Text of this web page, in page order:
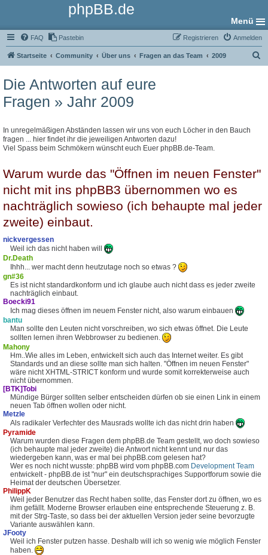
phpBB.de
Menü
FAQ Pastebin Anmelden
Registrieren
Startseite Community Über uns Fragen an das Team 2009
Die Antworten auf eure
Fragen » Jahr 2009
In unregelmäßigen Abständen lassen wir uns von euch Löcher in den Bauch
fragen ... hier findet ihr die jeweiligen Antworten dazu!
Viel Spass beim Schmökern wünscht euch Euer phpBB.de-Team.
Warum wurde das "Öffnen im neuen Fenster"
nicht mit ins phpBB3 übernommen wo es
nachträglich sowieso (ich behaupte mal jeder
zweite) einbaut.
nickvergessen
Weil ich das nicht haben will
Dr.Death
Ihhh... wer macht denn heutzutage noch so etwas ?
gn#36
Es ist nicht standardkonform und ich glaube auch nicht dass es jeder zweite
nachträglich einbaut.
Boecki91
Ich mag dieses öffnen im neuem Fenster nicht, also warum einbauen
bantu
Man sollte den Leuten nicht vorschreiben, wo sich etwas öffnet. Die Leute
sollten lernen ihren Webbrowser zu bedienen.
Mahony
Hm..Wie alles im Leben, entwickelt sich auch das Internet weiter. Es gibt
Standards und an diese sollte man sich halten. "Öffnen im neuen Fenster"
wäre nicht XHTML-STRICT konform und wurde somit korrekterweise auch
nicht übernommen.
[BTK]Tobi
Mündige Bürger sollten selber entscheiden dürfen ob sie einen Link in einem
neuen Tab öffnen wollen oder nicht.
Metzle
Als radikaler Verfechter des Mausrads wollte ich das nicht drin haben
Pyramide
Warum wurden diese Fragen dem phpBB.de Team gestellt, wo doch sowieso
(ich behaupte mal jeder zweite) die Antwort nicht kennt und nur das
wiedergeben kann, was er mal bei phpBB.com gelesen hat?
Wer es noch nicht wusste: phpBB wird vom phpBB.com Development Team
entwickelt - phpBB.de ist "nur" ein deutschsprachiges Supportforum sowie die
Heimat der deutschen Übersetzer.
PhilippK
Weil jeder Benutzer das Recht haben sollte, das Fenster dort zu öffnen, wo es
ihm gefällt. Moderne Browser erlauben eine entsprechende Steuerung z. B.
mit der Strg-Taste, so dass bei der aktuellen Version jeder seine bevorzugte
Variante auswählen kann.
JFooty
Weil ich Fenster putzen hasse. Deshalb will ich so wenig wie möglich Fenster
haben.